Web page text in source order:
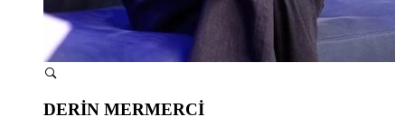
DERİN MERMERCİ